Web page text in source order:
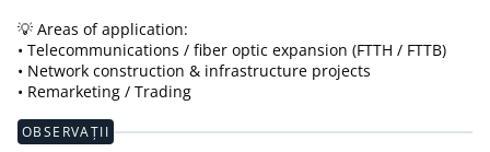
💡 Areas of application:
• Telecommunications / fiber optic expansion (FTTH / FTTB)
• Network construction & infrastructure projects
• Remarketing / Trading
OBSERVAȚII